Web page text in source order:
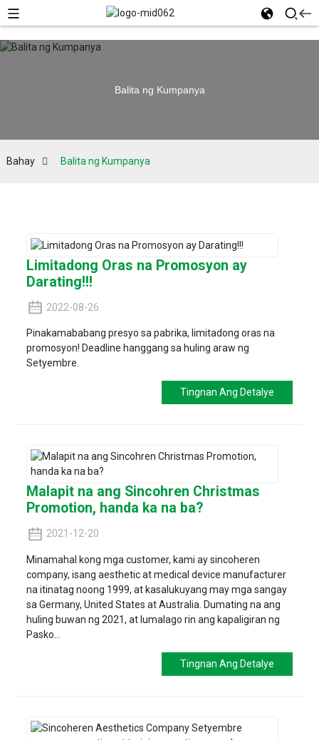
Balita ng Kumpanya
Bahay Balita ng Kumpanya
Limitadong Oras na Promosyon ay
Darating!!!
2022-08-26
Pinakamababang presyo sa pabrika, limitadong oras na
promosyon! Deadline hanggang sa huling araw ng
Setyembre.
Tingnan Ang Detalye
Malapit na ang Sincohren Christmas
Promotion, handa ka na ba?
2021-12-20
Minamahal kong mga customer, kami ay sincoheren
company, isang aesthetic at medical device manufacturer
na itinatag noong 1999, at kasalukuyang may mga sangay
sa Germany, United States at Australia. Dumating na ang
huling buwan ng 2021, at lumalago rin ang kapaligiran ng
Pasko...
Tingnan Ang Detalye